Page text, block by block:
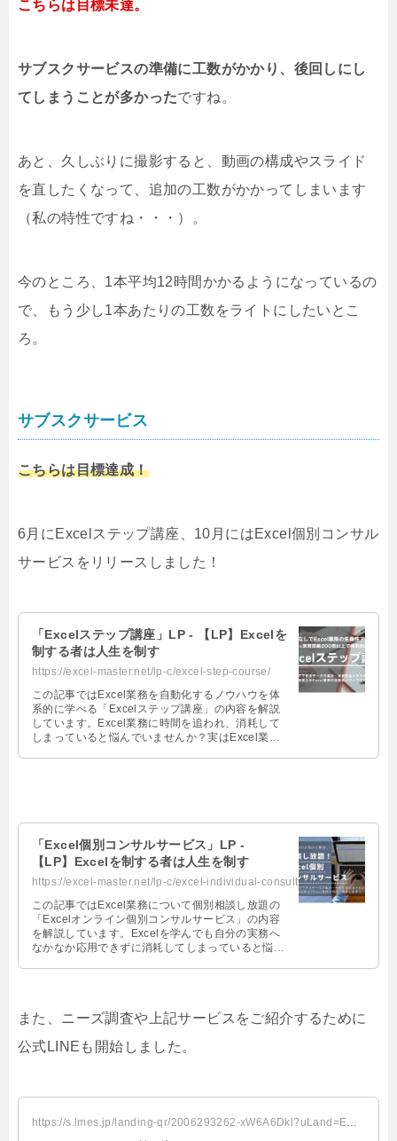
こちらは目標未達。
サブスクサービスの準備に工数がかかり、後回しにし
てしまうことが多かったですね。
あと、久しぶりに撮影すると、動画の構成やスライド
を直したくなって、追加の工数がかかってしまいます
（私の特性ですね・・・）。
今のところ、1本平均12時間かかるようになっているの
で、もう少し1本あたりの工数をライトにしたいとこ
ろ。
サブスクサービス
こちらは目標達成！
6月にExcelステップ講座、10月にはExcel個別コンサル
サービスをリリースしました！
「Excelステップ講座」LP - 【LP】Excelを
制する者は人生を制す
https://excel-master.net/lp-c/excel-step-course/
この記事ではExcel業務を自動化するノウハウを体
系的に学べる「Excelステップ講座」の内容を解説
しています。Excel業務に時間を追われ、消耗して
しまっていると悩んでいませんか？実はExcel業務
「Excel個別コンサルサービス」LP -
【LP】Excelを制する者は人生を制す
https://excel-master.net/lp-c/excel-individual-consulting-service/
この記事ではExcel業務について個別相談し放題の
「Excelオンライン個別コンサルサービス」の内容
を解説しています。Excelを学んでも自分の実務へ
なかなか応用できずに消耗してしまっていると悩ん
す！
また、ニーズ調査や上記サービスをご紹介するために
公式LINEも開始しました。